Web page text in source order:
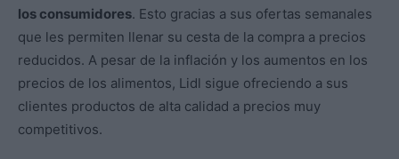
los consumidores. Esto gracias a sus ofertas semanales
que les permiten llenar su cesta de la compra a precios
reducidos. A pesar de la inflación y los aumentos en los
precios de los alimentos, Lidl sigue ofreciendo a sus
clientes productos de alta calidad a precios muy
competitivos.